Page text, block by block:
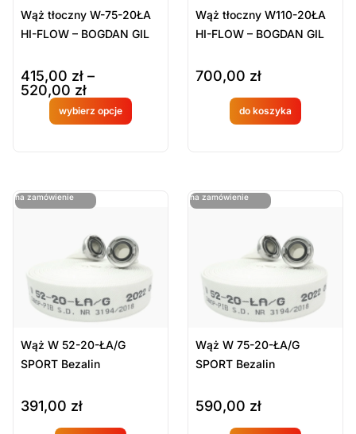
Wąż tłoczny W-75-20ŁA
HI-FLOW – BOGDAN GIL
415,00 zł –
520,00 zł
wybierz opcje
Produkt
na
zamówien
Wąż tłoczny W110-20ŁA
HI-FLOW – BOGDAN GIL
700,00 zł
do koszyka
Produkt
na
zamówien
na zamówienie
ostatnie sztuki
Wąż W 52-20-ŁA/G
SPORT Bezalin
391,00 zł
na zamówienie
ostatnie sztuki
Wąż W 75-20-ŁA/G
SPORT Bezalin
590,00 zł